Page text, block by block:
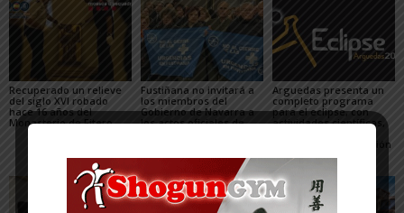
Recuperado un relieve
del siglo XVI robado
hace 16 años del
Monasterio de Fitero
Fustiñana no invitará a
los miembros del
Gobierno de Navarra a
los actos oficiales de
Arguedas presenta un
completo programa
para el eclipse, con
actividades científicas,
concierto y observación